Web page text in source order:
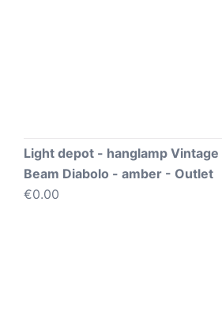
Light depot - hanglamp
Beam Diabolo - amber - Outlet
€0.00